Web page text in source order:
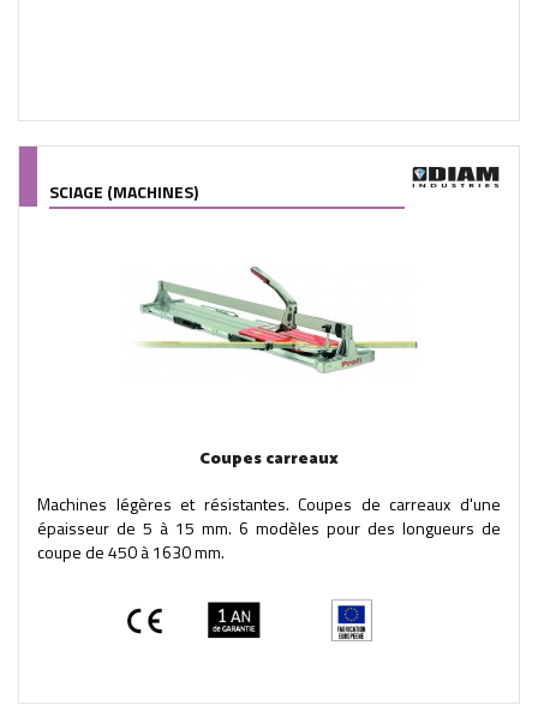
SCIAGE (MACHINES)
Coupes carreaux
Machines légères et résistantes. Coupes de carreaux d'une
épaisseur de 5 à 15 mm. 6 modèles pour des longueurs de
coupe de 450 à 1630 mm.